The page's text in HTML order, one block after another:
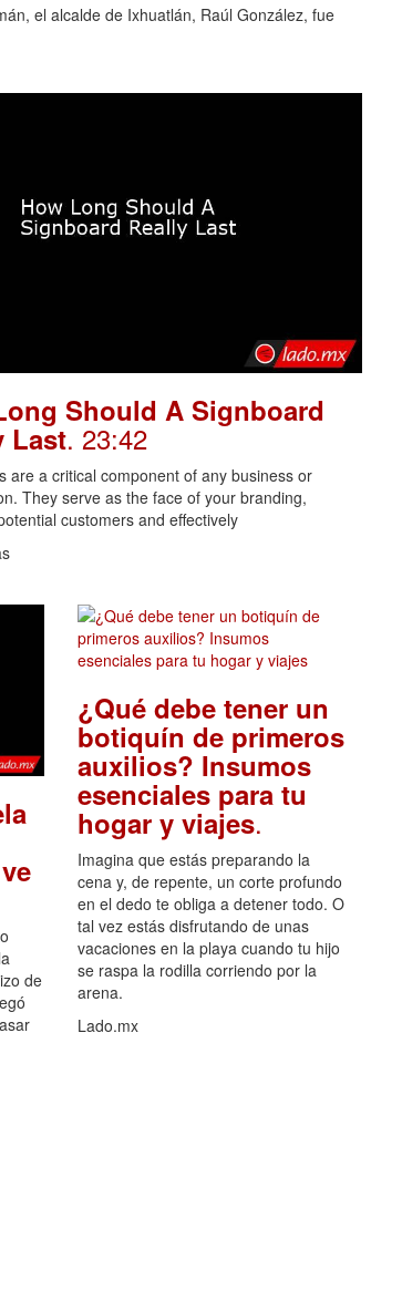
el alcalde de Ixhuatlán, Raúl González, fue
Should A Signboard
Last. 23:42
are a critical component of any business or
They serve as the face of your branding,
customers and effectively
de
¿Qué debe tener un
botiquín de primeros
auxilios? Insumos
esenciales para tu
hogar y viajes.
Imagina que estás preparando la
cena y, de repente, un corte profundo
en el dedo te obliga a detener todo. O
tal vez estás disfrutando de unas
vacaciones en la playa cuando tu hijo
se raspa la rodilla corriendo por la
arena.
Lado.mx